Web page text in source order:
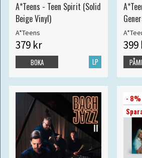
A*Teens - Teen Spirit (Solid
Beige Vinyl)
A*Teens
379 kr
LP
BOKA
399
- 8%